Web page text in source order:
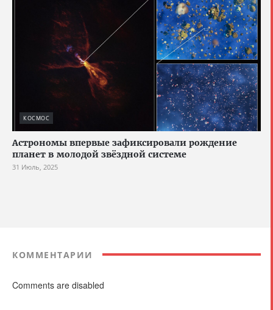
КОСМОС
Астрономы впервые зафиксировали рождение
планет в молодой звёздной системе
31 Июль, 2025
КОММЕНТАРИИ
Comments are disabled